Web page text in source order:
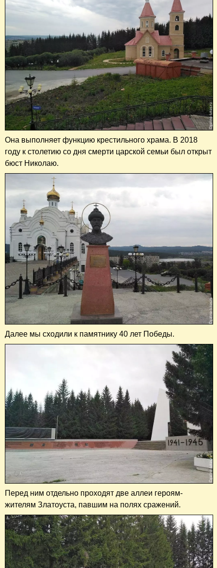
Она выполняет функцию крестильного храма. В 2018
году к столетию со дня смерти царской семьи был открыт
бюст Николаю.
Далее мы сходили к памятнику 40 лет Победы.
Перед ним отдельно проходят две аллеи героям-
жителям Златоуста, павшим на полях сражений.